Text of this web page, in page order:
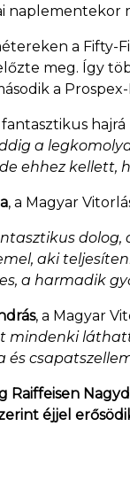
naplementekor
a Fifty-
meg. Így
a
fantasztikus
a
ehhez kellett,
, a Magyar
aki
a harmadik
, a Magyar
mindenki
és
Raiffeisen
éjjel